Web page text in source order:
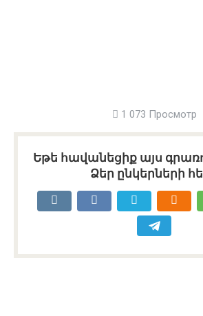
1 073 Просмотр
Եթե հավանեցիք այս
Ձեր ընկերների